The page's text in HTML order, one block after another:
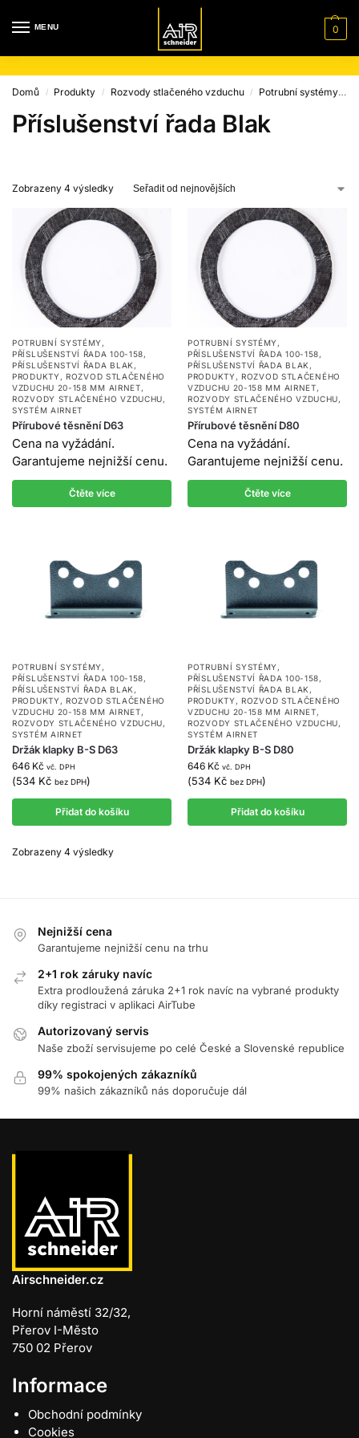
MENU 0
Domů / Produkty / Rozvody stlačeného vzduchu / Potrubní systémy
Příslušenství řada Blak
Zobrazeny 4 výsledky
POTRUBNÍ SYSTÉMY ,
PŘÍSLUŠENSTVÍ ŘADA 100-158,
PŘÍSLUŠENSTVÍ ŘADA BLAK ,
PRODUKTY , ROZVOD STLAČENÉHO
VZDUCHU 20-158 MM AIRNET,
ROZVODY STLAČENÉHO VZDUCHU,
SYSTÉM AIRNET
Přírubové těsnění D63
Cena na vyžádání.
Garantujeme nejnižší cenu.
Čtěte více
POTRUBNÍ SYSTÉMY ,
PŘÍSLUŠENSTVÍ ŘADA 100-158,
PŘÍSLUŠENSTVÍ ŘADA BLAK ,
PRODUKTY , ROZVOD STLAČENÉHO
VZDUCHU 20-158 MM AIRNET,
ROZVODY STLAČENÉHO VZDUCHU,
SYSTÉM AIRNET
Přírubové těsnění D80
Cena na vyžádání.
Garantujeme nejnižší cenu.
Čtěte více
POTRUBNÍ SYSTÉMY ,
PŘÍSLUŠENSTVÍ ŘADA 100-158,
PŘÍSLUŠENSTVÍ ŘADA BLAK ,
PRODUKTY ,ROZVOD STLAČENÉHO
VZDUCHU 20-158 MM AIRNET,
ROZVODY STLAČENÉHO VZDUCHU,
SYSTÉM AIRNET
Držák klapky B-S D63
646 Kč vč. DPH
(534 Kč bez DPH)
Přidat do košíku
POTRUBNÍ SYSTÉMY ,
PŘÍSLUŠENSTVÍ ŘADA 100-158,
PŘÍSLUŠENSTVÍ ŘADA BLAK ,
PRODUKTY ,ROZVOD STLAČENÉHO
VZDUCHU 20-158 MM AIRNET,
ROZVODY STLAČENÉHO VZDUCHU,
SYSTÉM AIRNET
Držák klapky B-S D80
646 Kč vč. DPH
(534 Kč bez DPH)
Přidat do košíku
Zobrazeny 4 výsledky
Nejnižší cena
Garantujeme nejnižší cenu na trhu
2+1 rok záruky navíc
Extra prodloužená záruka 2+1 rok navíc na vybrané produkty
díky registraci v aplikaci AirTube
Autorizovaný servis
Naše zboží servisujeme po celé České a Slovenské republice
99% spokojených zákazníků
99% našich zákazníků nás doporučuje dál
Airschneider.cz
Horní náměstí 32/32,
Přerov I-Město
750 02 Přerov
Informace
Obchodní podmínky
Cookies